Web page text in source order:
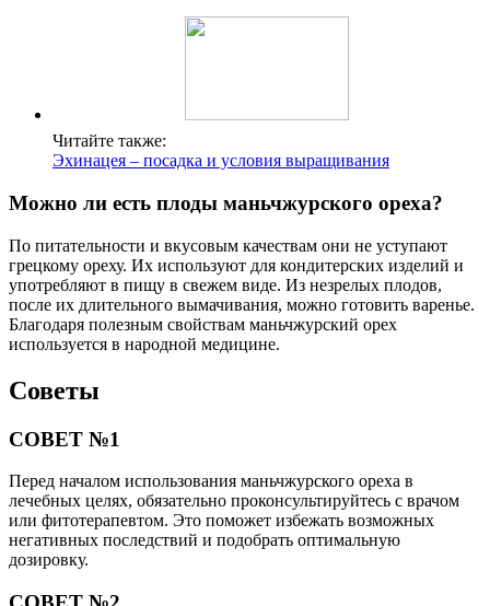
Читайте также:
Эхинацея – посадка и условия выращивания
Можно ли есть плоды маньчжурского ореха?
По питательности и вкусовым качествам они не уступают
грецкому ореху. Их используют для кондитерских изделий и
употребляют в пищу в свежем виде. Из незрелых плодов,
после их длительного вымачивания, можно готовить варенье.
Благодаря полезным свойствам маньчжурский орех
используется в народной медицине.
Советы
СОВЕТ №1
Перед началом использования маньчжурского ореха в
лечебных целях, обязательно проконсультируйтесь с врачом
или фитотерапевтом. Это поможет избежать возможных
негативных последствий и подобрать оптимальную
дозировку.